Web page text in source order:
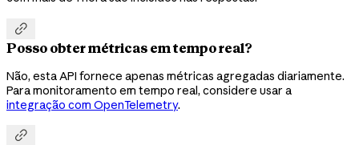

Posso obter métricas em tempo real?
Não, esta API fornece apenas métricas agregadas diariamente.
Para monitoramento em tempo real, considere usar a
integração com OpenTelemetry.
